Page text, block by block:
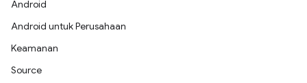
Android
Android untuk Perusahaan
Keamanan
Source